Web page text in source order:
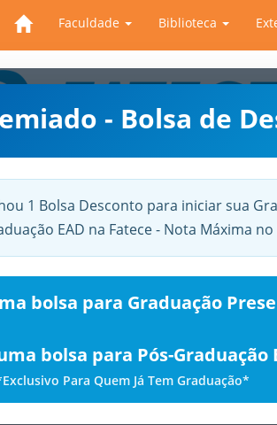
Faculdade Biblioteca
- Bolsa de
1 Bolsa Desconto para iniciar sua
EAD na Fatece - Nota Máxima no
bolsa para Graduação
bolsa para Pós-Graduação
Para Quem Já Tem Graduação*